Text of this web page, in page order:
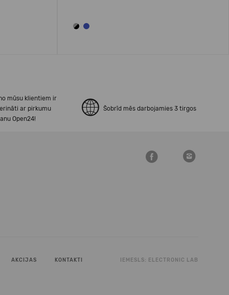
mūsu klientiem ir
ar pirkumu
Open24!
Šobrīd mēs darbojamies 3 tirgos
AKCIJAS KONTAKTI IEMESLS: ELECTRONIC LAB